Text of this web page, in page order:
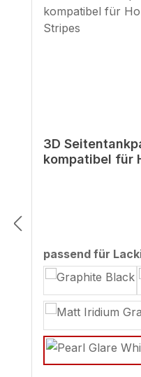
3D
kompatibel für
passend für